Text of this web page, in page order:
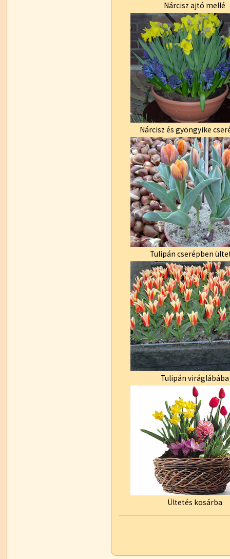
Nárcisz ajtó mellé
Nárcisz és gyöngyike
Tulipán cserépben
Tulipán viráglábába
Ültetés kosárba